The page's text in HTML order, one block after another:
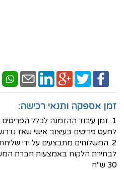
זמן אספקה ותנאי רכישה:
למעט פריטים בעיצוב אישי שאז
2. המשלוחים מתבצעים על ידי
30 ש"ח